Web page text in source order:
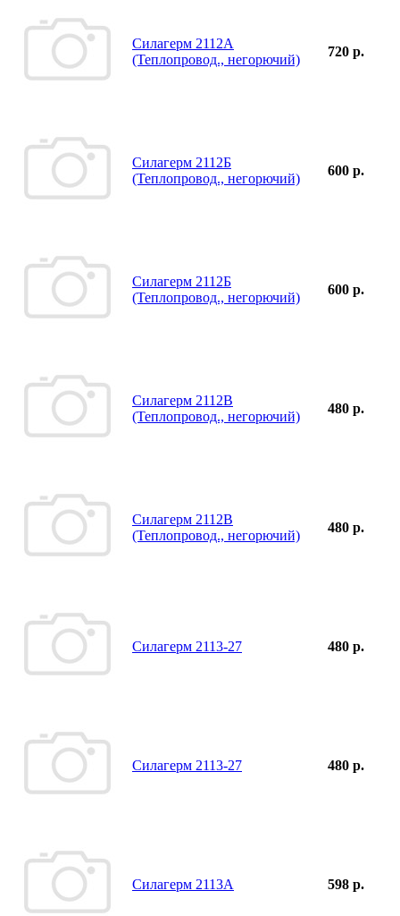
Силагерм 2112А
(Теплопровод., негорючий)
720 р.
Силагерм 2112Б
(Теплопровод., негорючий)
600 р.
Силагерм 2112Б
(Теплопровод., негорючий)
600 р.
Силагерм 2112В
(Теплопровод., негорючий)
480 р.
Силагерм 2112В
(Теплопровод., негорючий)
480 р.
Силагерм 2113-27 480 р.
Силагерм 2113-27 480 р.
Силагерм 2113А 598 р.